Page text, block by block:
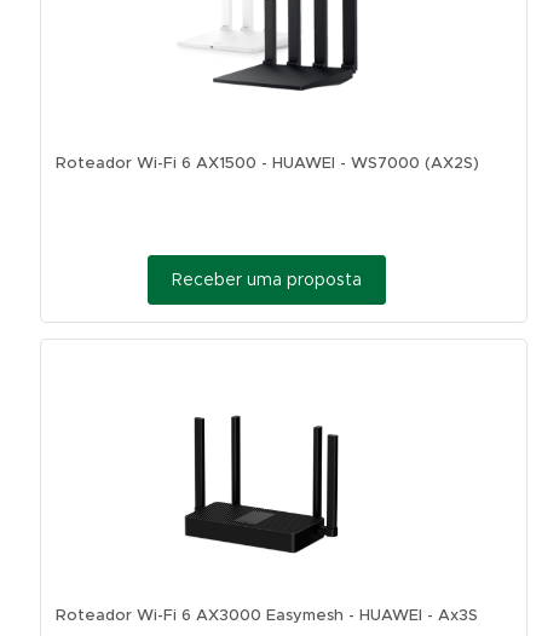
Roteador Wi-Fi 6 AX1500 - HUAWEI - WS7000 (AX2S)
Receber uma proposta
Roteador Wi-Fi 6 AX3000 Easymesh - HUAWEI - Ax3S